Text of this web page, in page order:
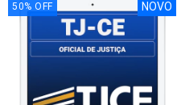
50% OFF NOVO